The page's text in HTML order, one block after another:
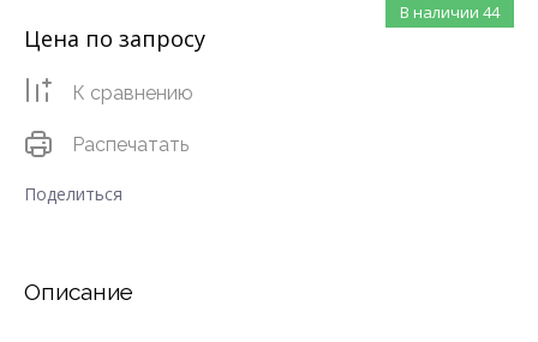
В наличии 44
Цена по запросу
К сравнению
Поделиться
Распечатать
Описание